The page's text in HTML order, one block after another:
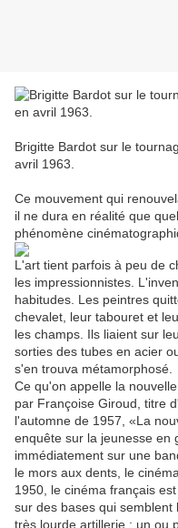
Brigitte Bardot sur le
avril 1963.
Ce mouvement qui
il ne dura en réalité que
phénomène
L'art tient parfois à peu de
les impressionnistes.
habitudes. Les peintres
chevalet, leur tabouret et
les champs. Ils liaient sur
sorties des tubes en acier
s'en trouva métamorphosé.
Ce qu'on appelle la
par Françoise Giroud, titre
l'automne de 1957, «La
enquête sur la jeunesse en
immédiatement sur une
le mors aux dents, le
1950, le cinéma français
sur des bases qui
très lourde artillerie : un ou